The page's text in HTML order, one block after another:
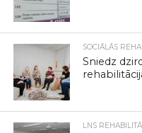
SOCIĀLĀS
Sniedz
LNS